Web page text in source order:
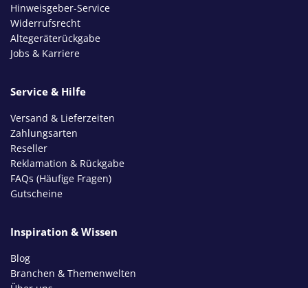
Hinweisgeber-Service
Widerrufsrecht
Altegeräterückgabe
Jobs & Karriere
Service & Hilfe
Versand & Lieferzeiten
Zahlungsarten
Reseller
Reklamation & Rückgabe
FAQs (Häufige Fragen)
Gutscheine
Inspiration & Wissen
Blog
Branchen & Themenwelten